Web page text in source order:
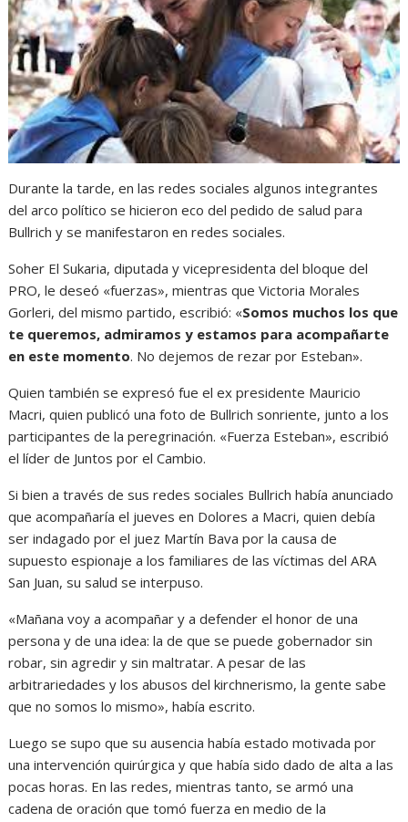
Durante la tarde, en las redes sociales algunos integrantes
del arco político se hicieron eco del pedido de salud para
Bullrich y se manifestaron en redes sociales.
Soher El Sukaria, diputada y vicepresidenta del bloque del
PRO, le deseó «fuerzas», mientras que Victoria Morales
Gorleri, del mismo partido, escribió: «Somos muchos los que
te queremos, admiramos y estamos para acompañarte
en este momento. No dejemos de rezar por Esteban».
Quien también se expresó fue el ex presidente Mauricio
Macri, quien publicó una foto de Bullrich sonriente, junto a los
participantes de la peregrinación. «Fuerza Esteban», escribió
el líder de Juntos por el Cambio.
Si bien a través de sus redes sociales Bullrich había anunciado
que acompañaría el jueves en Dolores a Macri, quien debía
ser indagado por el juez Martín Bava por la causa de
supuesto espionaje a los familiares de las víctimas del ARA
San Juan, su salud se interpuso.
«Mañana voy a acompañar y a defender el honor de una
persona y de una idea: la de que se puede gobernador sin
robar, sin agredir y sin maltratar. A pesar de las
arbitrariedades y los abusos del kirchnerismo, la gente sabe
que no somos lo mismo», había escrito.
Luego se supo que su ausencia había estado motivada por
una intervención quirúrgica y que había sido dado de alta a las
pocas horas. En las redes, mientras tanto, se armó una
cadena de oración que tomó fuerza en medio de la